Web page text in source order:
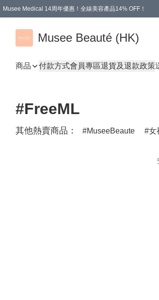
Musee Medical 14周年優惠！全線美容產品14% OFF！
Musee Beauté (HK)
商品 付款方式會員專區退貨及退款政策
#FreeML
其他熱賣商品： MuseeBeaute 女